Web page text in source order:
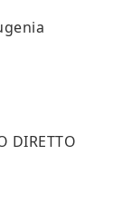
DIRETTO